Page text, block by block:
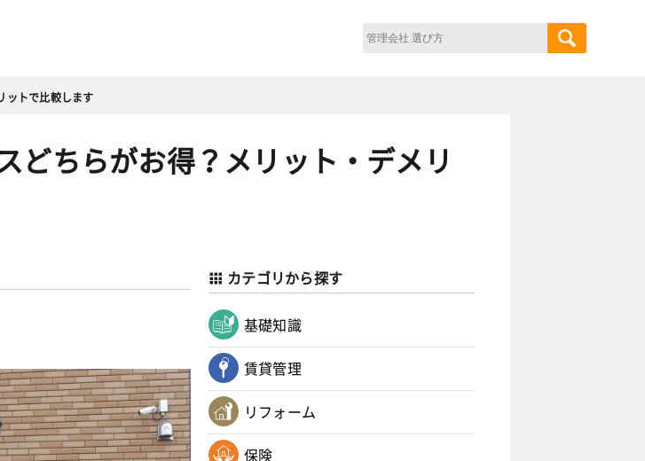
ットで比較します
どちらがお得？メリット・デメリ
カテゴリから探す
基礎知識
賃貸管理
リフォーム
保険